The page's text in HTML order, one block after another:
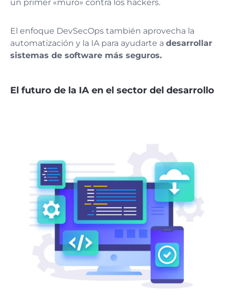
un primer «muro» contra los hackers.
El enfoque DevSecOps también aprovecha la
automatización y la IA para ayudarte a desarrollar
sistemas de software más seguros.
El futuro de la IA en el sector del desarrollo